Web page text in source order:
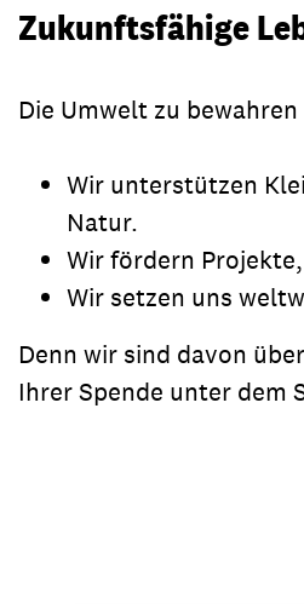
Zukunftsfähige
Die Umwelt zu
Wir unterstützen
Natur.
Wir fördern
Wir setzen uns
Denn wir sind davon
Ihrer Spende unter dem